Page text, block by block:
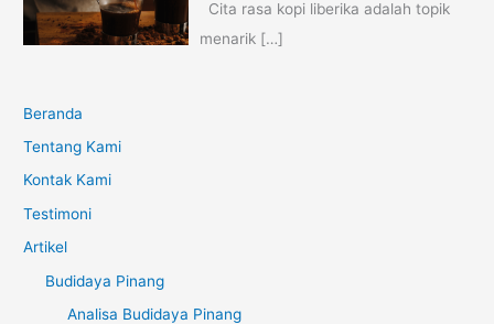
Cita rasa kopi liberika adalah topik
menarik […]
Beranda
Tentang Kami
Kontak Kami
Testimoni
Artikel
Budidaya Pinang
Analisa Budidaya Pinang